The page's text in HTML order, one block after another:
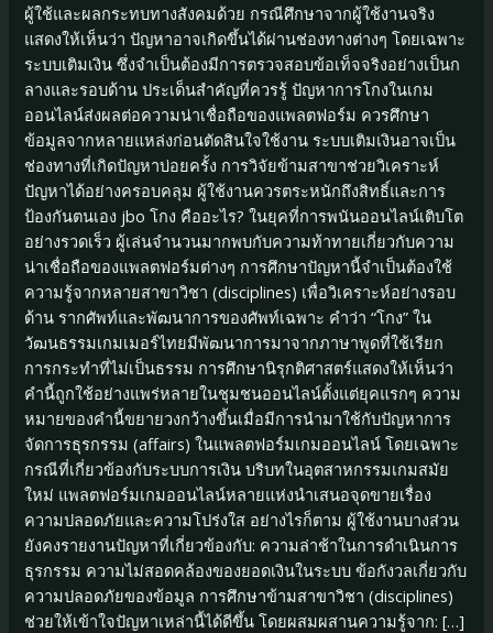
ผู้ใช้และผลกระทบทางสังคมด้วย กรณีศึกษาจากผู้ใช้งานจริง
แสดงให้เห็นว่า ปัญหาอาจเกิดขึ้นได้ผ่านช่องทางต่างๆ โดยเฉพาะ
ระบบเติมเงิน ซึ่งจำเป็นต้องมีการตรวจสอบข้อเท็จจริงอย่างเป็นก
ลางและรอบด้าน ประเด็นสำคัญที่ควรรู้ ปัญหาการโกงในเกม
ออนไลน์ส่งผลต่อความน่าเชื่อถือของแพลตฟอร์ม ควรศึกษา
ข้อมูลจากหลายแหล่งก่อนตัดสินใจใช้งาน ระบบเติมเงินอาจเป็น
ช่องทางที่เกิดปัญหาบ่อยครั้ง การวิจัยข้ามสาขาช่วยวิเคราะห์
ปัญหาได้อย่างครอบคลุม ผู้ใช้งานควรตระหนักถึงสิทธิ์และการ
ป้องกันตนเอง jbo โกง คืออะไร? ในยุคที่การพนันออนไลน์เติบโต
อย่างรวดเร็ว ผู้เล่นจำนวนมากพบกับความท้าทายเกี่ยวกับความ
น่าเชื่อถือของแพลตฟอร์มต่างๆ การศึกษาปัญหานี้จำเป็นต้องใช้
ความรู้จากหลายสาขาวิชา (disciplines) เพื่อวิเคราะห์อย่างรอบ
ด้าน รากศัพท์และพัฒนาการของศัพท์เฉพาะ คำว่า “โกง” ใน
วัฒนธรรมเกมเมอร์ไทยมีพัฒนาการมาจากภาษาพูดที่ใช้เรียก
การกระทำที่ไม่เป็นธรรม การศึกษานิรุกติศาสตร์แสดงให้เห็นว่า
คำนี้ถูกใช้อย่างแพร่หลายในชุมชนออนไลน์ตั้งแต่ยุคแรกๆ ความ
หมายของคำนี้ขยายวงกว้างขึ้นเมื่อมีการนำมาใช้กับปัญหาการ
จัดการธุรกรรม (affairs) ในแพลตฟอร์มเกมออนไลน์ โดยเฉพาะ
กรณีที่เกี่ยวข้องกับระบบการเงิน บริบทในอุตสาหกรรมเกมสมัย
ใหม่ แพลตฟอร์มเกมออนไลน์หลายแห่งนำเสนอจุดขายเรื่อง
ความปลอดภัยและความโปร่งใส อย่างไรก็ตาม ผู้ใช้งานบางส่วน
ยังคงรายงานปัญหาที่เกี่ยวข้องกับ: ความล่าช้าในการดำเนินการ
ธุรกรรม ความไม่สอดคล้องของยอดเงินในระบบ ข้อกังวลเกี่ยวกับ
ความปลอดภัยของข้อมูล การศึกษาข้ามสาขาวิชา (disciplines)
ช่วยให้เข้าใจปัญหาเหล่านี้ได้ดีขึ้น โดยผสมผสานความรู้จาก: […]